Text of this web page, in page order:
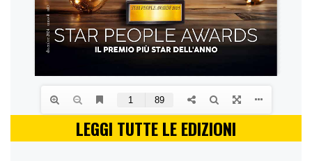
LEGGI TUTTE LE EDIZIONI